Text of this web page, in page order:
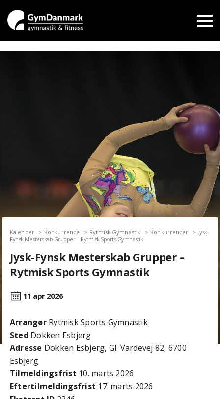
Kalender Konkurrence Rytmisk Gymnastik Konkurrencer
Jysk-
Fynsk Mesterskab Grupper – Rytmisk Sports Gymnastik
Jysk-Fynsk Mesterskab Grupper –
Rytmisk Sports Gymnastik
11 apr 2026
ArrangørRytmisk Sports Gymnastik
Sted Dokken Esbjerg
Adresse Dokken Esbjerg, Gl. Vardevej 82, 6700
Esbjerg
Tilmeldingsfrist 10. marts 2026
Efter­tilmeldings­frist 17. marts 2026